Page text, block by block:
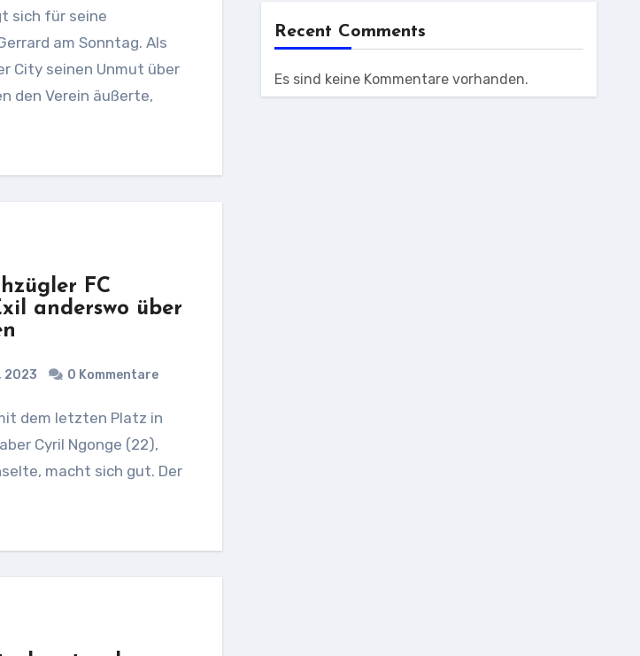
am Sonntag. Als
City seinen Unmut über
den Verein äußerte,
FC
anderswo über
2023 0 Kommentare
Cyril Ngonge (22),
macht sich gut. Der
Recent Comments
Es sind keine Kommentare vorhanden.